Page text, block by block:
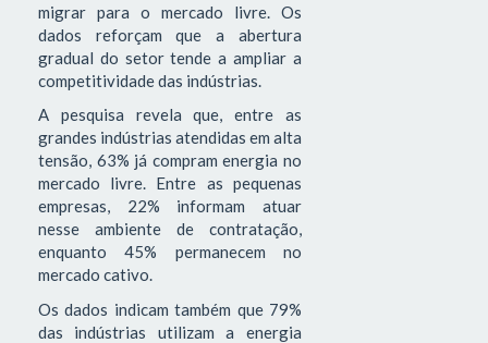
migrar para o mercado livre. Os
dados reforçam que a abertura
gradual do setor tende a ampliar a
competitividade das indústrias.
A pesquisa revela que, entre as
grandes indústrias atendidas em alta
tensão, 63% já compram energia no
mercado livre. Entre as pequenas
empresas, 22% informam atuar
nesse ambiente de contratação,
enquanto 45% permanecem no
mercado cativo.
Os dados indicam também que 79%
das indústrias utilizam a energia